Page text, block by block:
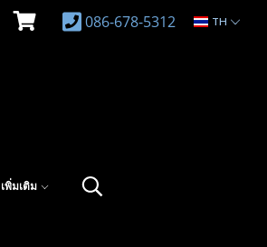
086-678-5312 TH
เพิ่มเติม